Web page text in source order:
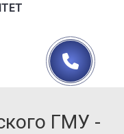
ГМУ -